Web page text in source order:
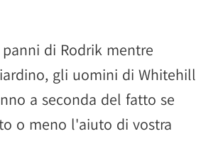
di Rodrik mentre
gli uomini di Whitehill
a seconda del fatto se
o meno l'aiuto di vostra